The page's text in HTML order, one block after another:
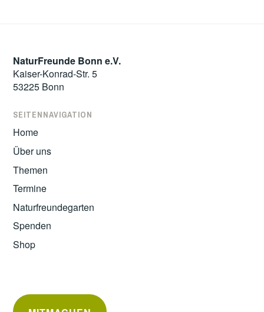
NaturFreunde Bonn e.V.
Kaiser-Konrad-Str. 5
53225 Bonn
SEITENNAVIGATION
Home
Über uns
Themen
Termine
Naturfreundegarten
Spenden
Shop